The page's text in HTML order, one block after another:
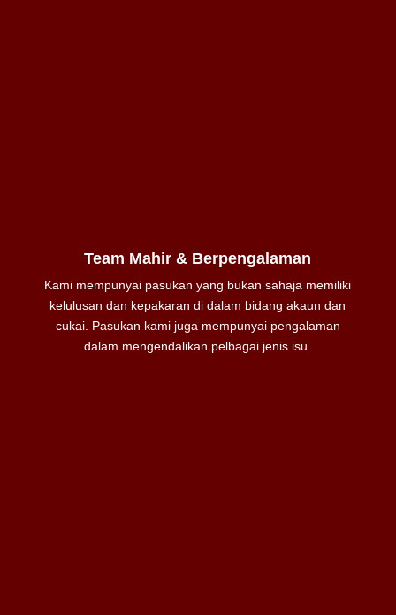
Team Mahir & Berpengalaman
Kami mempunyai pasukan yang bukan sahaja memiliki
kelulusan dan kepakaran di dalam bidang akaun dan
cukai. Pasukan kami juga mempunyai pengalaman
dalam mengendalikan pelbagai jenis isu.